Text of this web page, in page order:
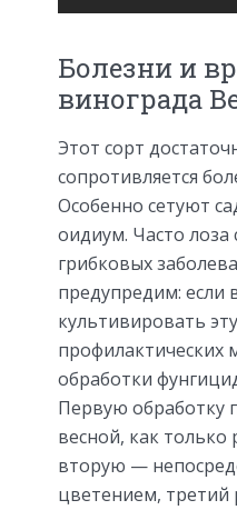
Болезни и
винограда
Этот сорт
сопротивляется
Особенно сетуют
оидиум. Часто лоза
грибковых
предупредим: если
культивировать
профилактических
обработки
Первую обработку
весной, как только
вторую —
цветением, третий